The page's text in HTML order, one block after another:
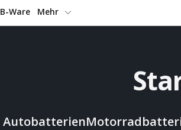
B-Ware
Mehr
Autobatterien